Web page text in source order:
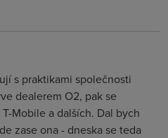
s praktikami společnosti
dealerem O2, pak se
Mobile a dalších. Dal bych
zase ona - dneska se teda